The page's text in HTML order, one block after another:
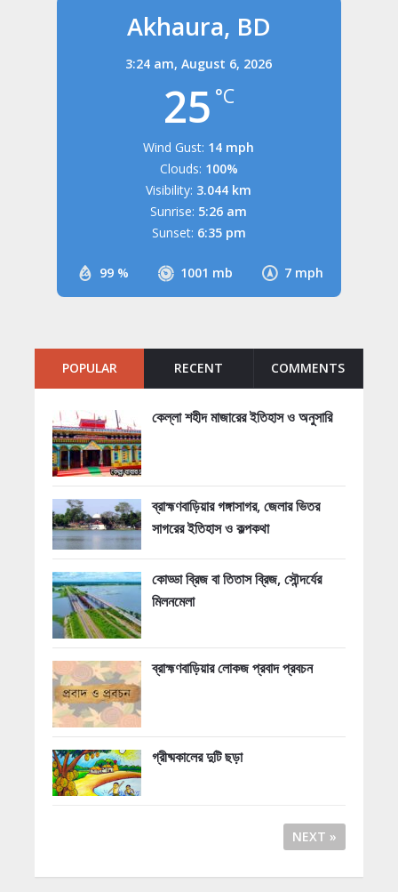
Akhaura, BD
3:24 am,August 6, 2026
25 °C
99 % 1001 mb 7 mph
Wind Gust: 14 mph
Clouds: 100%
Visibility: 3.044 km
Sunrise: 5:26 am
Sunset: 6:35 pm
POPULAR RECENT COMMENTS
কেল্লা শহীদ মাজারের ইতিহাস ও অনুসারি
ব্রাহ্মণবাড়িয়ার গঙ্গাসাগর, জেলার ভিতর
সাগরের ইতিহাস ও কল্পকথা
কোড্ডা ব্রিজ বা তিতাস ব্রিজ, সৌন্দর্যের
মিলনমেলা
ব্রাহ্মণবাড়িয়ার লোকজ প্রবাদ প্রবচন
গ্রীষ্মকালের দুটি ছড়া
NEXT »